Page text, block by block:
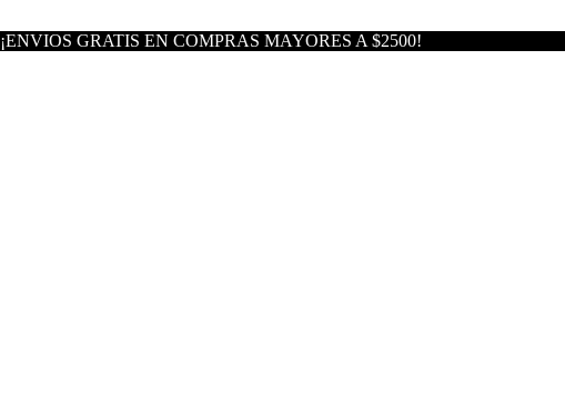
¡ENVIOS GRATIS EN COMPRAS MAYORES A $2500!